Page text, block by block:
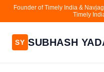
Founder of Timely India &
Timely
SY SUBHASH